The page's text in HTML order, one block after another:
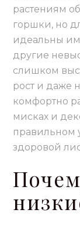
растениям
горшки, но
идеальны
другие
слишком
рост и даже
комфортно
мисках и
правильном
здоровой